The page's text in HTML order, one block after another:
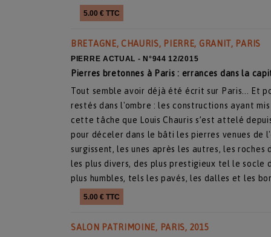
5.00 € TTC
BRETAGNE, CHAURIS, PIERRE, GRANIT, PARIS
PIERRE ACTUAL - N°944 12/2015
Pierres bretonnes à Paris : errances dans la
Tout semble avoir déjà été écrit sur Paris... Et
restés dans l'ombre : les constructions ayant
cette tâche que Louis Chauris s’est attelé
pour déceler dans le bâti les pierres venues de
surgissent, les unes après les autres, les
les plus divers, des plus prestigieux tel le socle
plus humbles, tels les pavés, les dalles et les
5.00 € TTC
SALON PATRIMOINE, PARIS, 2015